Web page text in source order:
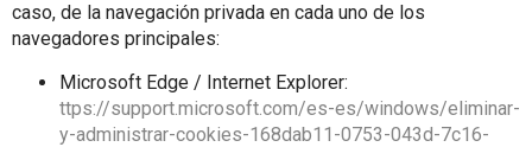
caso, de la navegación privada en cada uno de los
navegadores principales:
Microsoft Edge / Internet Explorer:
ttps://support.microsoft.com/es-es/windows/eliminar-
y-administrar-cookies-168dab11-0753-043d-7c16-